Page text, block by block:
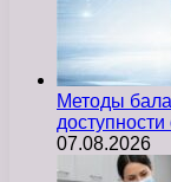
Методы
07.08.2026